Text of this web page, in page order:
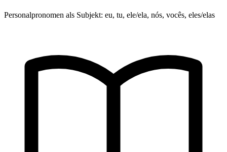
Personalpronomen als Subjekt: eu, tu, ele/ela, nós, vocês, eles/elas